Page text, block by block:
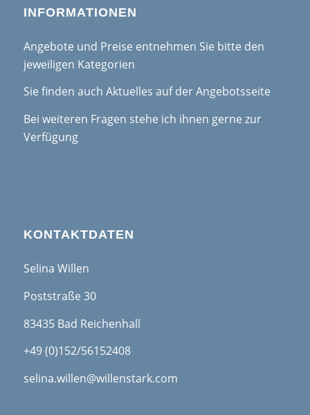
INFORMATIONEN
Angebote und Preise entnehmen Sie bitte den
jeweiligen Kategorien
Sie finden auch Aktuelles auf der Angebotsseite
Bei weiteren Fragen stehe ich ihnen gerne zur
Verfügung
KONTAKTDATEN
Selina Willen
Poststraße 30
83435 Bad Reichenhall
+49 (0)152/56152408
selina.willen@willenstark.com